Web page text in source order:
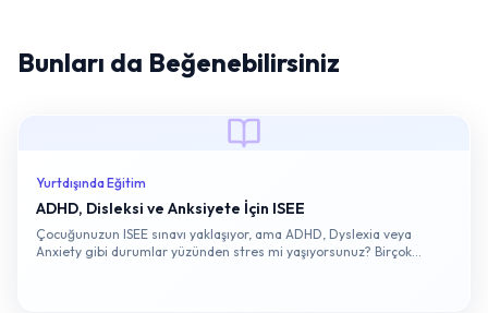
Bunları da Beğenebilirsiniz
Yurtdışında Eğitim
ADHD, Disleksi ve Anksiyete İçin ISEE
Çocuğunuzun ISEE sınavı yaklaşıyor, ama ADHD, Dyslexia veya
Anxiety gibi durumlar yüzünden stres mi yaşıyorsunuz? Birçok